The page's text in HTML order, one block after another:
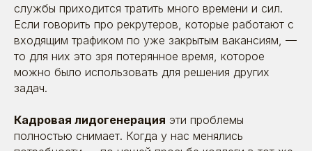
службы приходится тратить много времени и сил.
Если говорить про рекрутеров, которые работают с
входящим трафиком по уже закрытым вакансиям, —
то для них это зря потерянное время, которое
можно было использовать для решения других
задач.
Кадровая лидогенерация эти проблемы
полностью снимает. Когда у нас менялись
Поговорим?
Оставьте заявку. Позвоним, расскажем
о себе, выслушаем вас — и постараемся